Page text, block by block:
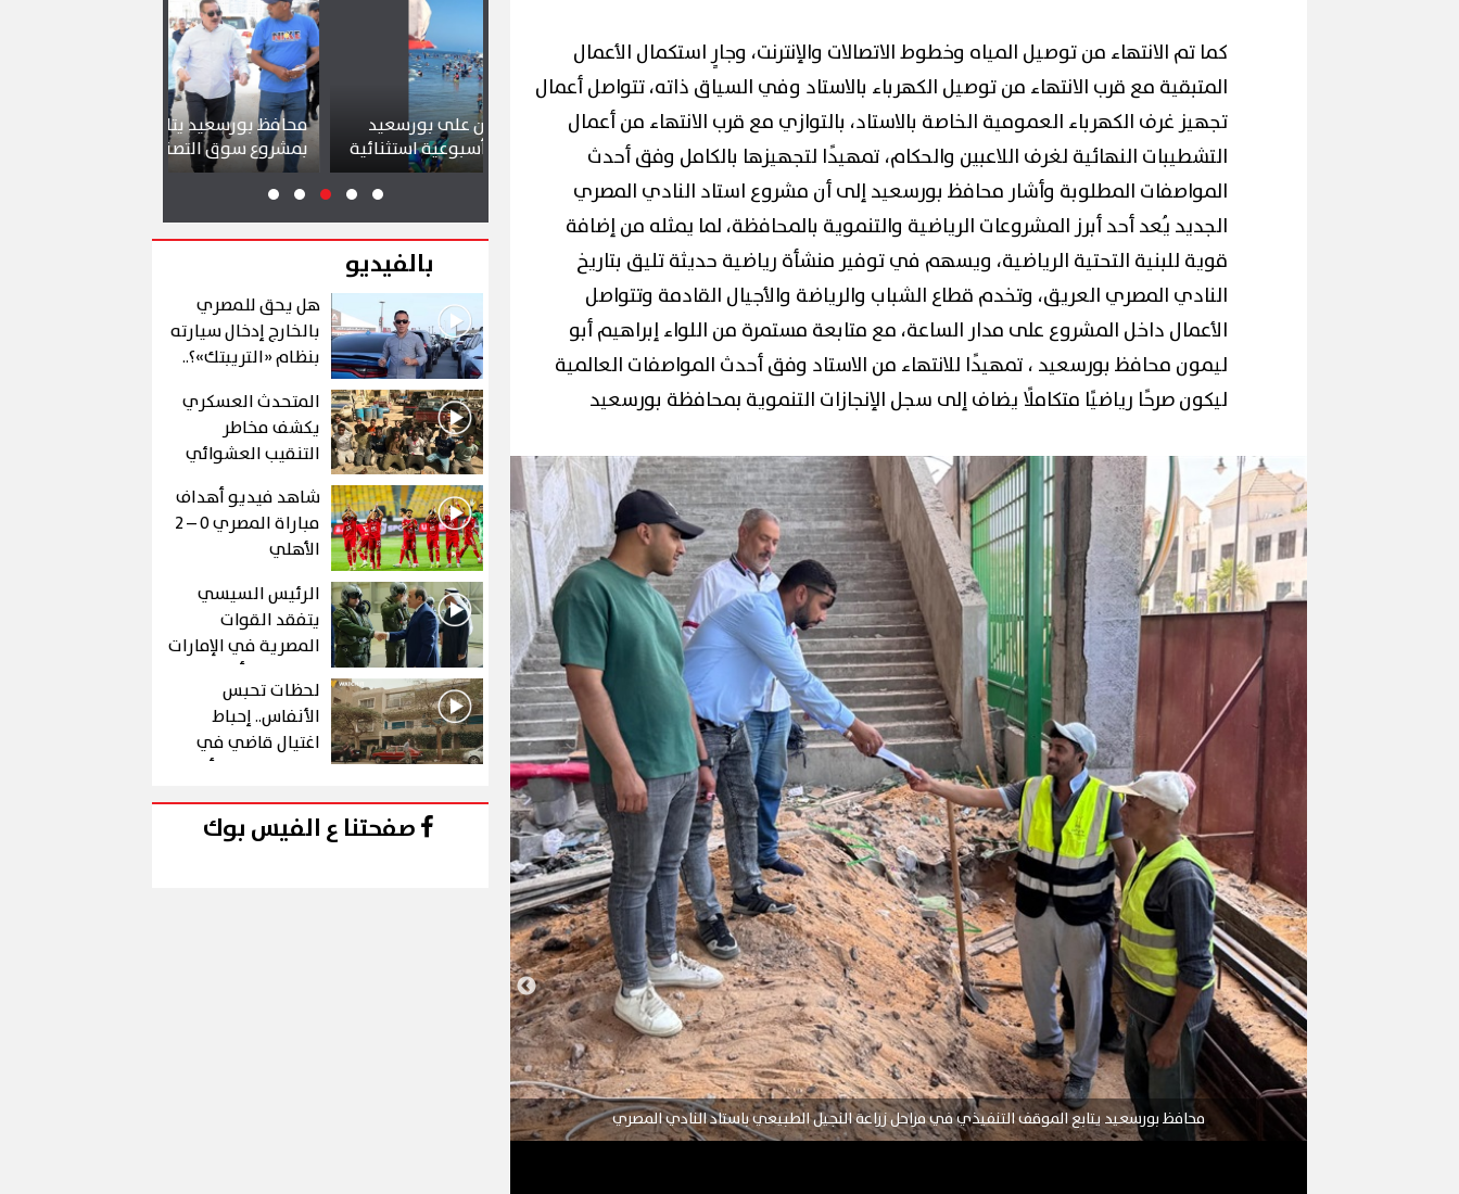
كما تم الانتهاء من توصيل المياه وخطوط الاتصالات والإنترنت، وجارٍ استكمال الأعمال
المتبقية مع قرب الانتهاء من توصيل الكهرباء بالاستاد وفي السياق ذاته، تتواصل أعمال
تجهيز غرف الكهرباء العمومية الخاصة بالاستاد، بالتوازي مع قرب الانتهاء من أعمال
التشطيبات النهائية لغرف اللاعبين والحكام، تمهيدًا لتجهيزها بالكامل وفق أحدث
المواصفات المطلوبة وأشار محافظ بورسعيد إلى أن مشروع استاد النادي المصري
الجديد يُعد أحد أبرز المشروعات الرياضية والتنموية بالمحافظة، لما يمثله من إضافة
قوية للبنية التحتية الرياضية، ويسهم في توفير منشأة رياضية حديثة تليق بتاريخ
النادي المصري العريق، وتخدم قطاع الشباب والرياضة والأجيال القادمة وتتواصل
الأعمال داخل المشروع على مدار الساعة، مع متابعة مستمرة من اللواء إبراهيم أبو
ليمون محافظ بورسعيد ، تمهيدًا للانتهاء من الاستاد وفق أحدث المواصفات العالمية
ليكون صرحًا رياضيًا متكاملًا يضاف إلى سجل الإنجازات التنموية بمحافظة بورسعيد
محافظ بورسعيد يتابع الموقف التنفيذي في مراحل زراعة النجيل الطبيعي باستاد النادي المصري
إقبال كبير ينعش سياحة اليوم الواحد
محافظ القاهرة يشهد أول مشاركة
لكورال التعليم في فعاليات شارع الفن
(صور)
آلاف الزائرين يتدفقون على بورسعيد
وبورفؤاد في عطلة أسبوعية استثنائية
محافظ بورسعيد يتابع سير العمل
بمشروع سوق التصنيع الجديد
بالفيديو
هل يحق للمصري
بالخارج إدخال سيارته
بنظام «التريبتك»؟..
المتحدث العسكري
يكشف مخاطر
التنقيب العشوائي
عن الذهب في "درع
الجنوب"
شاهد فيديو أهداف
مباراة المصري 0 – 2
الأهلي
الرئيس السيسي
يتفقد القوات
المصرية في الإمارات
خلال زيارة أخوية
لحظات تحبس
الأنفاس.. إحباط
اغتيال قاضي في
الحلقة 10 من رأس
صفحتنا ع الفيس بوك